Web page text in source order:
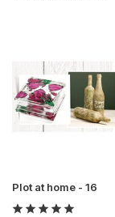
Plot at home - 16